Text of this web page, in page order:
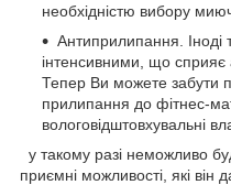
необхідністю вибору
Антиприлипання. Іноді
інтенсивними, що сприяє
Тепер Ви можете забути
прилипання до фітнес-
вологовідштовхувальні
у такому разі неможливо
приємні можливості, які він